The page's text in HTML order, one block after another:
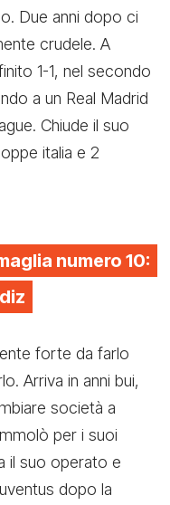
Due anni dopo ci
crudele. A
1-1, nel secondo
a un Real Madrid
Chiude il suo
italia e 2
numero 10:
forte da farlo
Arriva in anni bui,
società a
per i suoi
il suo operato e
dopo la